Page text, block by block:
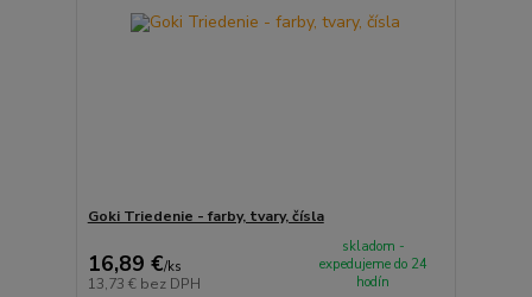
Goki Triedenie - farby, tvary, čísla
16,89 €/ks
13,73 € bez DPH
skladom -
expedujeme do 24
hodín